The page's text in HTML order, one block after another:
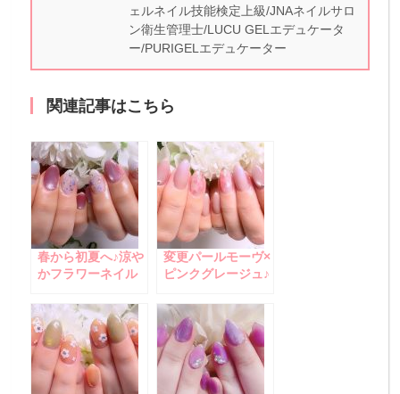
ェルネイル技能検定上級/JNAネイルサロ
ン衛生管理士/LUCU GELエデュケータ
ー/PURIGELエデュケーター
関連記事はこちら
春から初夏へ♪涼や
かフラワーネイル
変更パールモーヴ×
ピンクグレージュ♪
スネイル